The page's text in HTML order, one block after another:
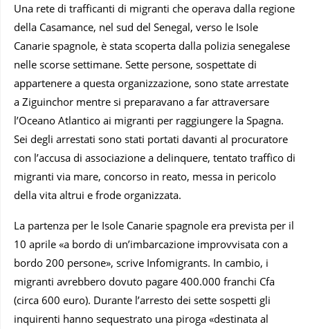
Una rete di trafficanti di migranti che operava dalla regione
della Casamance, nel sud del Senegal, verso le Isole
Canarie spagnole, è stata scoperta dalla polizia senegalese
nelle scorse settimane. Sette persone, sospettate di
appartenere a questa organizzazione, sono state arrestate
a Ziguinchor mentre si preparavano a far attraversare
l’Oceano Atlantico ai migranti per raggiungere la Spagna.
Sei degli arrestati sono stati portati davanti al procuratore
con l’accusa di associazione a delinquere, tentato traffico di
migranti via mare, concorso in reato, messa in pericolo
della vita altrui e frode organizzata.
La partenza per le Isole Canarie spagnole era prevista per il
10 aprile «a bordo di un’imbarcazione improvvisata con a
bordo 200 persone», scrive Infomigrants. In cambio, i
migranti avrebbero dovuto pagare 400.000 franchi Cfa
(circa 600 euro). Durante l’arresto dei sette sospetti gli
inquirenti hanno sequestrato una piroga «destinata al